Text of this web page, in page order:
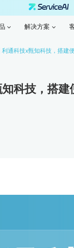
解决方案
解决方案
利通科技x甄知科技，搭建
科技，搭